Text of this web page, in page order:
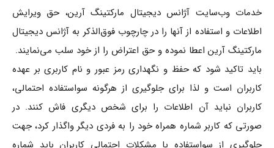
خدمات وب‌سایت آژانس دیجیتال مارکتینگ آرین، حق ویرایش
اطلاعات و استفاده از آنها را در چارچوب فوق‌الذکر به آژانس دیجیتال
مارکتینگ آرین اعطا نموده و حق اعتراض را از خود سلب می‌نمایند.
باید تاکید شود که حفظ و نگهداری رمز عبور و نام کاربری بر عهده
کاربران است و لذا برای جلوگیری از هرگونه سواستفاده احتمالی،
کاربران نباید آن اطلاعات را برای شخص دیگری فاش کنند. در
صورتی که کاربر شماره همراه خود را به فردی دیگر واگذار کرد، جهت